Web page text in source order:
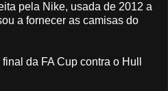
pela Nike, usada de 2012 a
a fornecer as camisas do
da FA Cup contra o Hull